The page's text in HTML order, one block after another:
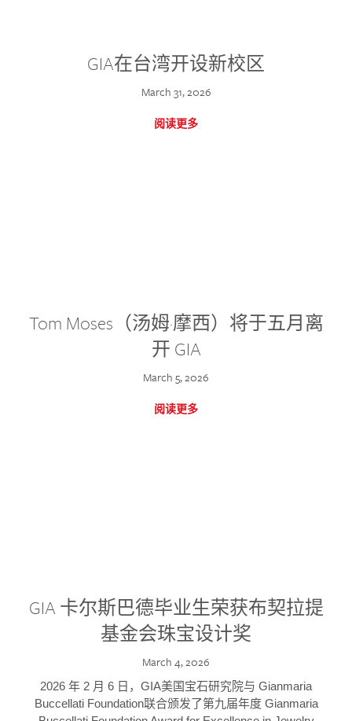
GIA在台湾开设新校区
March 31, 2026
阅读更多
Tom Moses（汤姆·摩西）将于五月离
开 GIA
March 5, 2026
阅读更多
GIA 卡尔斯巴德毕业生荣获布契拉提
基金会珠宝设计奖
March 4, 2026
2026 年 2 月 6 日，GIA美国宝石研究院与 Gianmaria
Buccellati Foundation联合颁发了第九届年度 Gianmaria